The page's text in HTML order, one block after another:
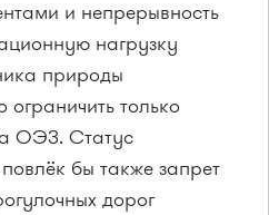
и непрерывность
нагрузку
природы
ограничить только
ОЭЗ. Статус
бы также запрет
дорог